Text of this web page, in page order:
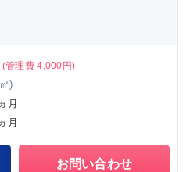
(管理費 4,000円)
)
月
月
お問い合わせ